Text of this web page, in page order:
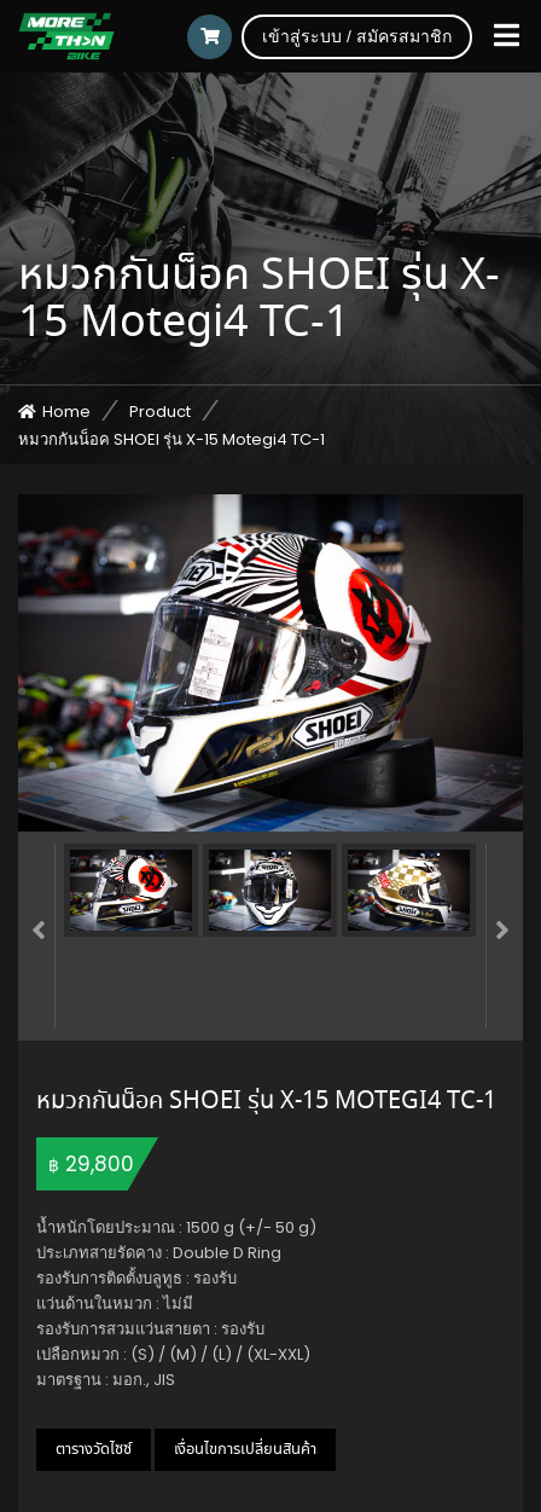
เข้าสู่ระบบ / สมัครสมาชิก
หมวกกันน็อค SHOEI รุ่น X-
15 Motegi4 TC-1
Home
Product
หมวกกันน็อค SHOEI รุ่น X-15 Motegi4 TC-1
หมวกกันน็อค SHOEI รุ่น X-15 MOTEGI4 TC-1
฿ 29,800
น้ำหนักโดยประมาณ : 1500 g (+/- 50 g)
ประเภทสายรัดคาง : Double D Ring
รองรับการติดตั้งบลูทูธ : รองรับ
แว่นด้านในหมวก : ไม่มี
รองรับการสวมแว่นสายตา : รองรับ
เปลือกหมวก : (S) / (M) / (L) / (XL-XXL)
มาตรฐาน : มอก., JIS
ตารางวัดไซซ์ เงื่อนไขการเปลี่ยนสินค้า